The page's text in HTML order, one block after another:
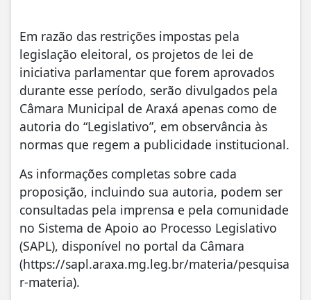
Em razão das restrições impostas pela
legislação eleitoral, os projetos de lei de
iniciativa parlamentar que forem aprovados
durante esse período, serão divulgados pela
Câmara Municipal de Araxá apenas como de
autoria do “Legislativo”, em observância às
normas que regem a publicidade institucional.
As informações completas sobre cada
proposição, incluindo sua autoria, podem ser
consultadas pela imprensa e pela comunidade
no Sistema de Apoio ao Processo Legislativo
(SAPL), disponível no portal da Câmara
(https://sapl.araxa.mg.leg.br/materia/pesquisa
r-materia).